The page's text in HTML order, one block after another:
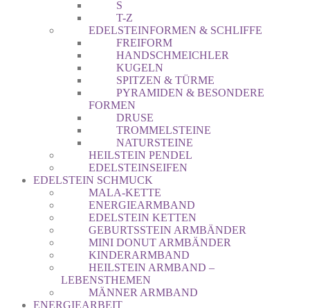
S
T-Z
EDELSTEINFORMEN & SCHLIFFE
FREIFORM
HANDSCHMEICHLER
KUGELN
SPITZEN & TÜRME
PYRAMIDEN & BESONDERE
FORMEN
DRUSE
TROMMELSTEINE
NATURSTEINE
HEILSTEIN PENDEL
EDELSTEINSEIFEN
EDELSTEIN SCHMUCK
MALA-KETTE
ENERGIEARMBAND
EDELSTEIN KETTEN
GEBURTSSTEIN ARMBÄNDER
MINI DONUT ARMBÄNDER
KINDERARMBAND
HEILSTEIN ARMBAND –
LEBENSTHEMEN
MÄNNER ARMBAND
ENERGIEARBEIT